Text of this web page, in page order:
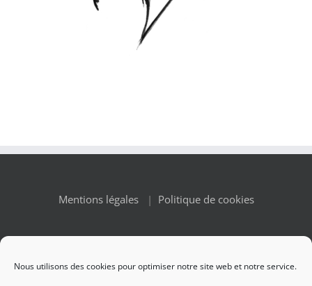
Nous utilisons des cookies pour optimiser notre site web et notre service.
Mentions légales| Politique de cookies